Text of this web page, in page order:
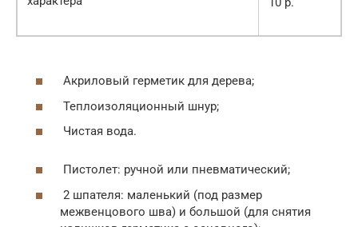
Акриловый герметик для дерева;
Теплоизоляционный шнур;
Чистая вода.
Пистолет: ручной или пневматический;
2 шпателя: маленький (под размер
межвенцового шва) и большой (для снятия